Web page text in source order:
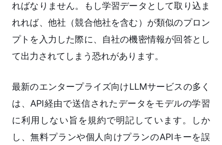
ればなりません。もし学習データとして取り込ま
れれば、他社（競合他社を含む）が類似のプロン
プトを入力した際に、自社の機密情報が回答とし
て出力されてしまう恐れがあります。
最新のエンタープライズ向けLLMサービスの多く
は、API経由で送信されたデータをモデルの学習
に利用しない旨を規約で明記しています。しか
し、無料プランや個人向けプランのAPIキーを誤